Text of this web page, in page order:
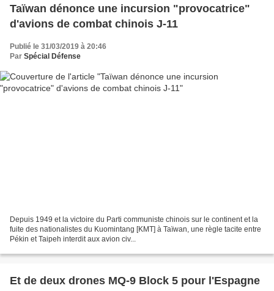
Taïwan dénonce une incursion "provocatrice"
d'avions de combat chinois J-11
Publié le 31/03/2019 à 20:46
Par Spécial Défense
Depuis 1949 et la victoire du Parti communiste chinois sur le continent et la
fuite des nationalistes du Kuomintang [KMT] à Taïwan, une règle tacite entre
Pékin et Taipeh interdit aux avion civ...
Et de deux drones MQ-9 Block 5 pour l'Espagne